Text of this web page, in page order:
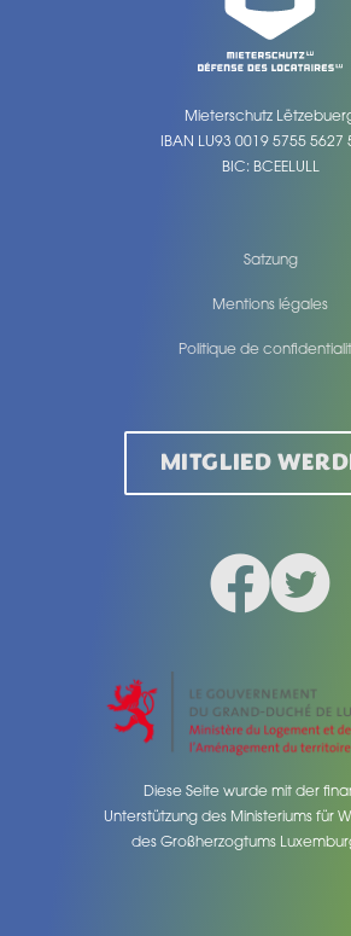
Mieterschutz
IBAN LU93 0019 5755 5627
BIC: BCEELULL
Satzung
Mentions légales
Politique de
MITGLIED
Diese Seite wurde mit der
Unterstützung des Ministeriums für
des Großherzogtums